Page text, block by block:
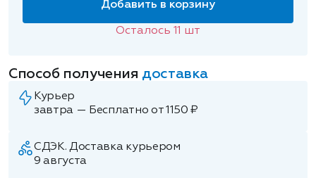
Добавить в корзину
Осталось 11 шт
Способ получения доставка
Курьер
завтра — Бесплатно от 1150 ₽
СДЭК. Доставка курьером
9 августа